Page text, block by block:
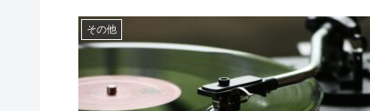
その他